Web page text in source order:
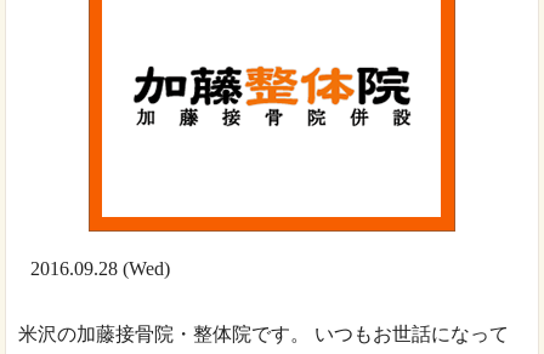
2016.09.28 (Wed)
米沢の加藤接骨院・整体院です。 いつもお世話になって